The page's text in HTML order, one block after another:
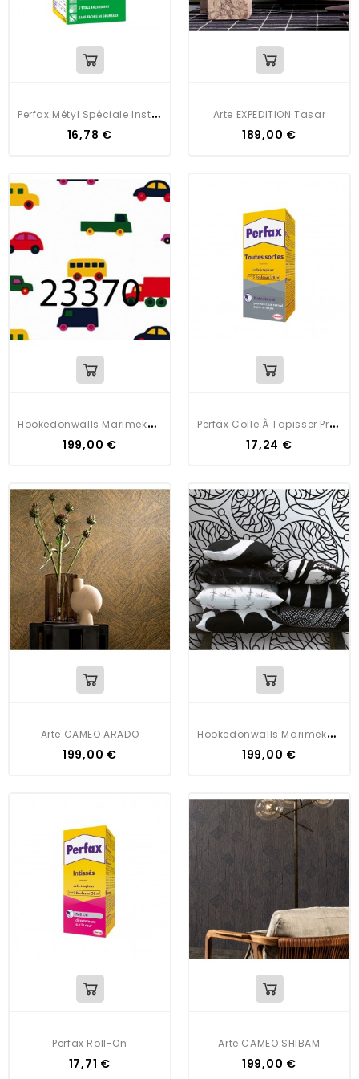
P
Erfax Métyl Spéciale Instantanée
16,78 €
Arte EXPEDITION Tasar
189,00 €
H
Ookedonwalls Marimekko Volume 5 Boboo
199,00 €
P
Erfax Colle À Tapisser Professionnelle
17,24 €
Arte CAMEO ARADO
199,00 €
H
Ookedonwalls Marimekko Volume 5 Bottna
199,00 €
Perfax Roll-On
17,71 €
Arte CAMEO SHIBAM
199,00 €